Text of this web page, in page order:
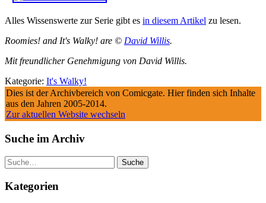
Alles Wissenswerte zur Serie gibt es in diesem Artikel zu lesen.
Roomies! and It's Walky! are © David Willis.
Mit freundlicher Genehmigung von David Willis.
Kategorie: It's Walky!
Dies ist der Archivbereich von Comicgate. Hier finden sich Inhalte
aus den Jahren 2005-2014.
Zur aktuellen Website wechseln
Suche im Archiv
Suche
Kategorien